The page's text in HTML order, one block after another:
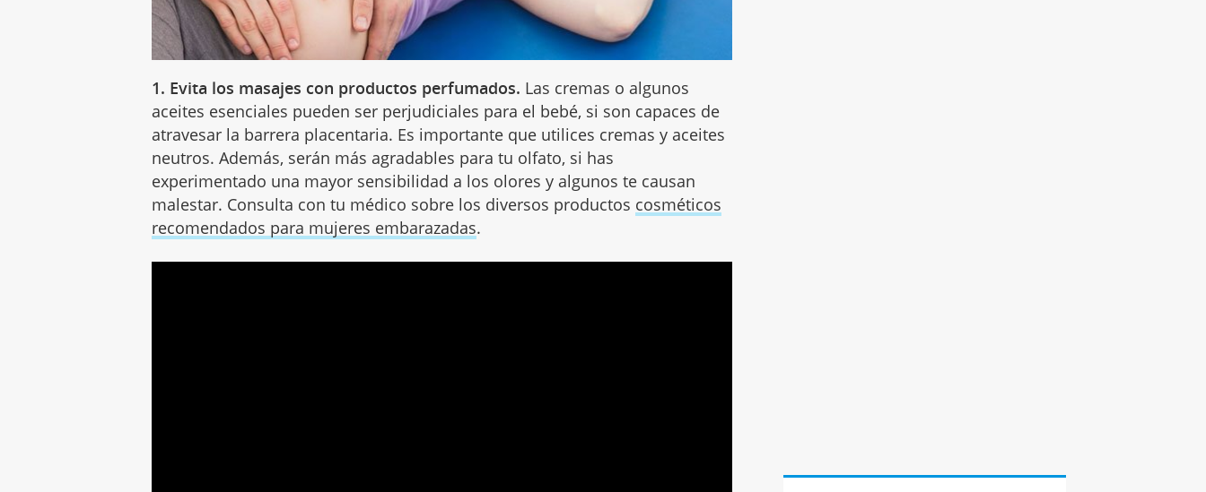
1. Evita los masajes con productos perfumados. Las cremas o algunos
aceites esenciales pueden ser perjudiciales para el bebé, si son capaces de
atravesar la barrera placentaria. Es importante que utilices cremas y aceites
neutros. Además, serán más agradables para tu olfato, si has
experimentado una mayor sensibilidad a los olores y algunos te causan
malestar. Consulta con tu médico sobre los diversos productos cosméticos
recomendados para mujeres embarazadas.